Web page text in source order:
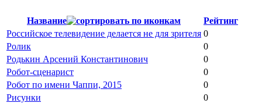
Название
Рейтинг
Российское телевидение делается не для зрителя 0
Ролик
0
Родькин Арсений Константинович
0
Робот-сценарист
0
Робот по имени Чаппи, 2015
0
Рисунки
0